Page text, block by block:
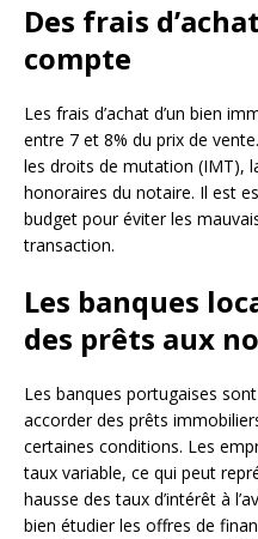
Des frais
compte
Les frais d’achat d’un bien
entre 7 et 8% du prix de
les droits de mutation (IMT),
honoraires du notaire. Il est
budget pour éviter les
transaction.
Les banques
des prêts aux
Les banques portugaises
accorder des prêts
certaines conditions. Les
taux variable, ce qui peut
hausse des taux d’intérêt à
bien étudier les offres de